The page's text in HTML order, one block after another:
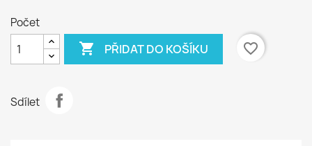
Počet
 PŘIDAT DO KOŠÍKU favorite_border
Sdílet